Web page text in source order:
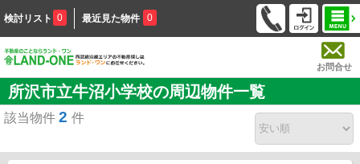
検討リスト 0 最近見た物件 0
お問合せ
所沢市立牛沼小学校の周辺物件一覧
該当物件 2 件